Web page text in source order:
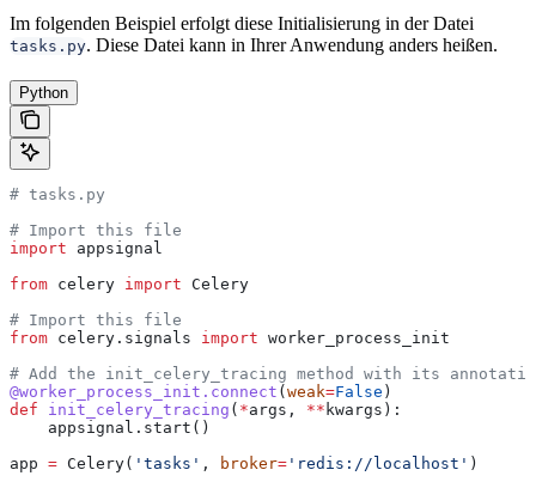
Im folgenden Beispiel erfolgt diese Initialisierung in der Datei
tasks.py. Diese Datei kann in Ihrer Anwendung anders heißen.
Python
# tasks.py
# Import this file
import appsignal
from celery import Celery
# Import this file
from celery.signals import worker_process_init
# Add the init_celery_tracing method with its
@worker_process_init.connect (weak=False )
def init_celery_tracing ( *args , ** kwargs ):
    appsignal.start()
app = Celery( 'tasks' , broker= 'redis://localhost' )